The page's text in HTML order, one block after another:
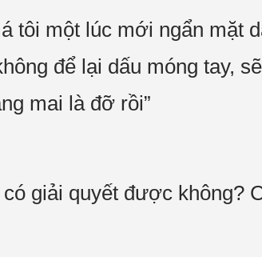
tôi một lúc mới ngẩn mặt
để lại dấu móng tay,
mai là đỡ rồi”
giải quyết được không?